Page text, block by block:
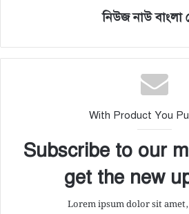
নিউজ নাউ বাংলা
With Product You
Subscribe to our
get the new
Lorem ipsum dolor sit